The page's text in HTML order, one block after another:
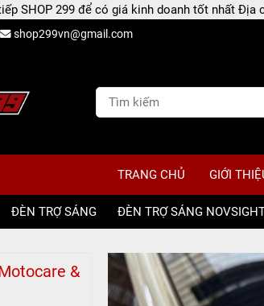
shop299vn@gmail.com
TRANG CHỦ GIỚI
ĐÈN TRỢ SÁNG ĐÈN TRỢ SÁNG
&
SHOP 299 để có giá kinh doanh tốt nhất